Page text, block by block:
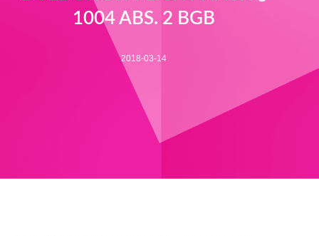
1004 ABS. 2 BGB
2018-03-14